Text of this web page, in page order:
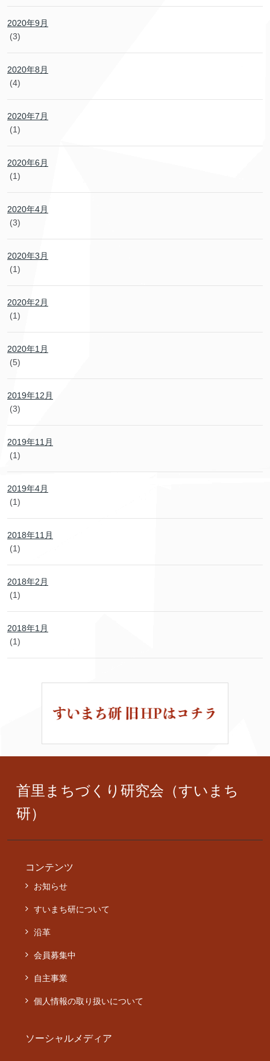
2020年9月
(3)
2020年8月
(4)
2020年7月
(1)
2020年6月
(1)
2020年4月
(3)
2020年3月
(1)
2020年2月
(1)
2020年1月
(5)
2019年12月
(3)
2019年11月
(1)
2019年4月
(1)
2018年11月
(1)
2018年2月
(1)
2018年1月
(1)
首里まちづくり研究会（すいまち
研）
コンテンツ
お知らせ
すいまち研について
沿革
会員募集中
自主事業
個人情報の取り扱いについて
ソーシャルメディア